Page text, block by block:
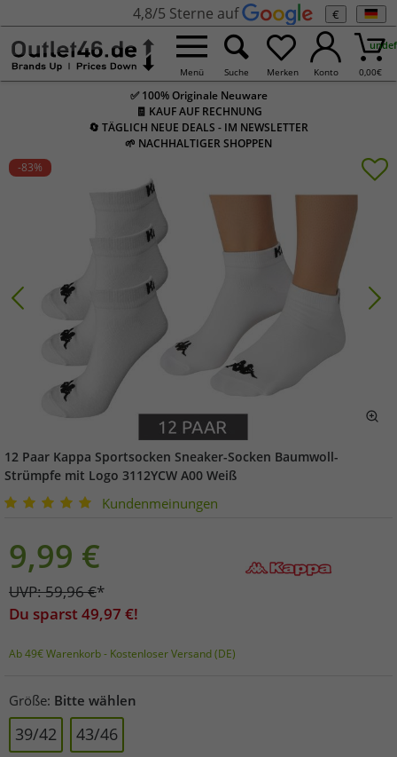
4,8/5 Sterne auf €
Menü Suche Merken Konto 0,00€
✅ 100% Originale Neuware
🧾 KAUF AUF RECHNUNG
🔄 TÄGLICH NEUE DEALS - IM NEWSLETTER
🌱 NACHHALTIGER SHOPPEN
-83%
12 Paar Kappa Sportsocken Sneaker-Socken Baumwoll-
Strümpfe mit Logo 3112YCW A00 Weiß
Kundenmeinungen
9,99 €
UVP:59,96€*
Du sparst 49,97 €!
Ab 49€ Warenkorb - Kostenloser Versand (DE)
Größe: Bitte wählen
39/42 43/46